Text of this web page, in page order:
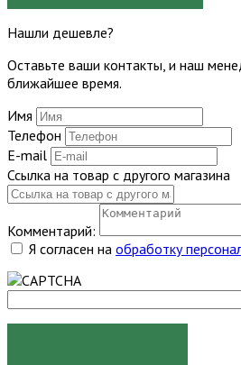
Нашли дешевле?
Оставьте ваши контакты, и наш
ближайшее время.
Имя
Телефон
E-mail
Ссылка на товар с другого магазина
Комментарий:
Я согласен на обработку